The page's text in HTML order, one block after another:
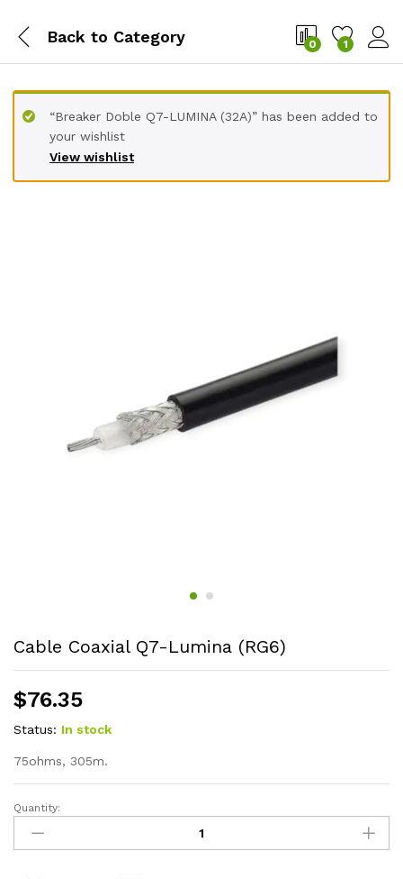
Back to Category 0 1
View wishlist
“Breaker Doble Q7-LUMINA (32A)” has been added to
your wishlist
Cable Coaxial Q7-Lumina (RG6)
$76.35
Status: In stock
75ohms, 305m.
Cable
Coaxial
Q7-
Quantity: